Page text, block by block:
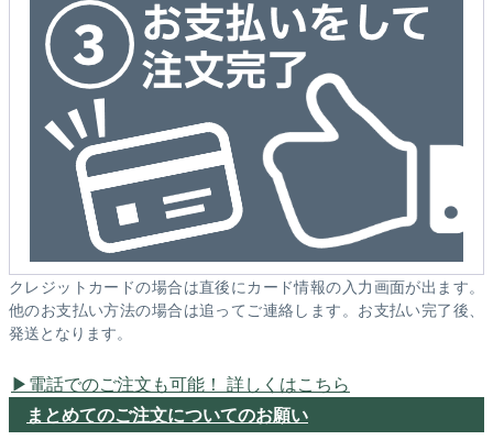
クレジットカードの場合は直後にカード情報の入力画面が出ます。
他のお支払い方法の場合は追ってご連絡します。お支払い完了後、
発送となります。
電話でのご注文も可能！ 詳しくはこちら
まとめてのご注文についてのお願い